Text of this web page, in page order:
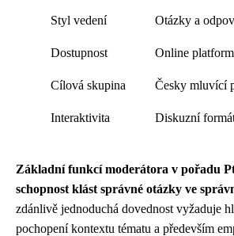
Styl vedení Otázky a
Dostupnost Online
Cílová skupina Česky mluvící
Interaktivita Diskuzní
Základní funkcí moderátora v pořadu
schopnost klást správné otázky ve
zdánlivě jednoduchá dovednost vyžaduje
pochopení kontextu tématu a především